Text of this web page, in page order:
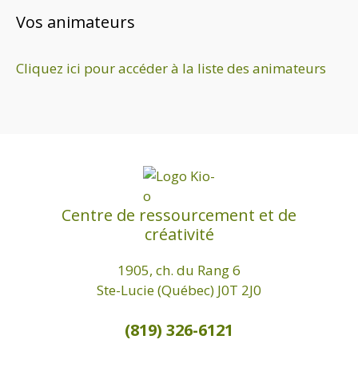
Vos animateurs
Cliquez ici pour accéder à la liste des animateurs
Centre de ressourcement et de
créativité
1905, ch. du Rang 6
Ste-Lucie (Québec) J0T 2J0
(819) 326-6121